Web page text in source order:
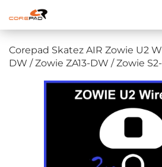
Corepad Skatez AIR Zowie U2
DW / Zowie ZA13-DW / Zowie